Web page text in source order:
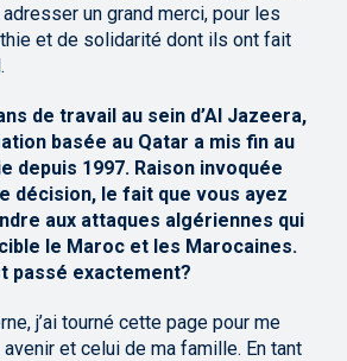
un grand merci, pour les
et de solidarité dont ils ont fait
de travail au sein d’Al Jazeera,
basée au Qatar a mis fin au
depuis 1997. Raison invoquée
décision, le fait que vous ayez
aux attaques algériennes qui
le Maroc et les Marocaines.
passé exactement?
j’ai tourné cette page pour me
et celui de ma famille. En tant